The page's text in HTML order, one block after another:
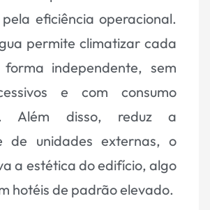
eficiência operacional.
permite climatizar cada
independente, sem
e com consumo
Além disso, reduz a
de unidades externas, o
a estética do edifício, algo
hotéis de padrão elevado.